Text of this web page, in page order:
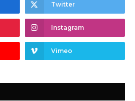
Twitter
Instagram
Vimeo